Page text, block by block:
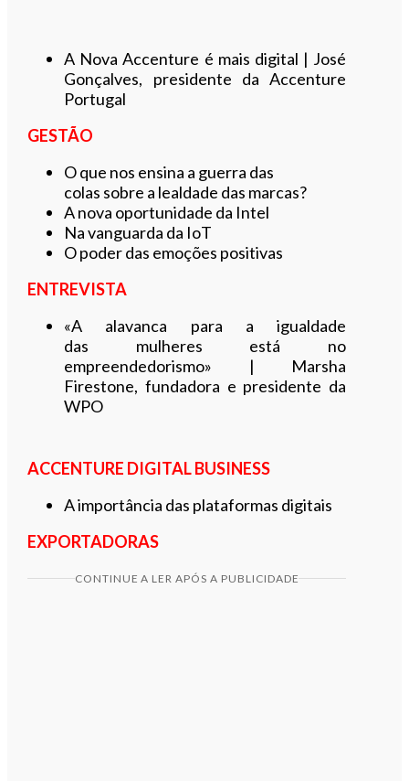
A Nova Accenture é mais digital | José
Gonçalves, presidente da Accenture
Portugal
GESTÃO
O que nos ensina a guerra das
colas sobre a lealdade das marcas?
A nova oportunidade da Intel
Na vanguarda da IoT
O poder das emoções positivas
ENTREVISTA
«A alavanca para a igualdade
das mulheres está no
empreendedorismo» | Marsha
Firestone, fundadora e presidente da
WPO
ACCENTURE DIGITAL BUSINESS
A importância das plataformas digitais
EXPORTADORAS
CONTINUE A LER APÓS A PUBLICIDADE